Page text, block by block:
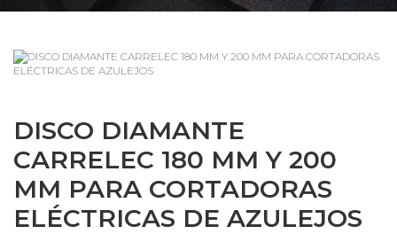
DISCO DIAMANTE
CARRELEC 180 MM Y 200
MM PARA CORTADORAS
ELÉCTRICAS DE AZULEJOS